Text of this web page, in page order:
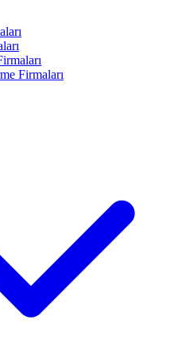
Firmaları